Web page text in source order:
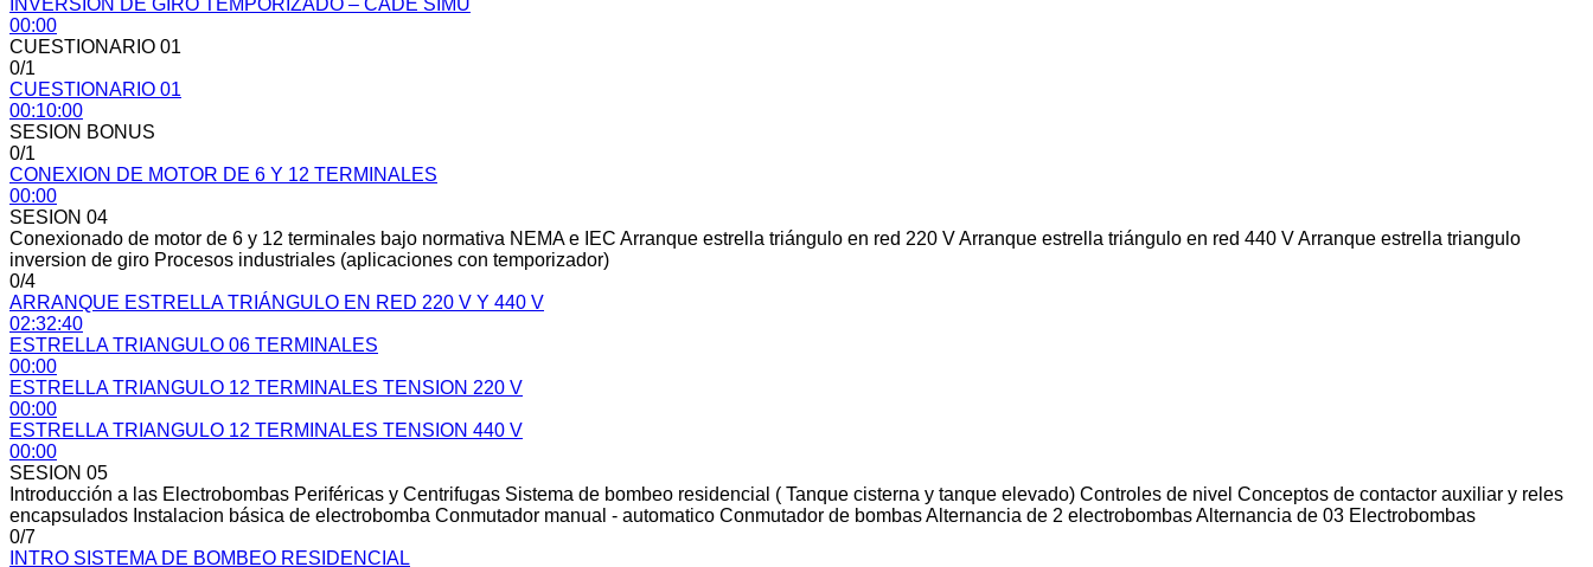
INVERSION DE GIRO TEMPORIZADO – CADE SIMU
00:00
CUESTIONARIO 01
0/1
CUESTIONARIO 01
00:10:00
SESION BONUS
0/1
CONEXION DE MOTOR DE 6 Y 12 TERMINALES
00:00
SESION 04
Conexionado de motor de 6 y 12 terminales bajo normativa NEMA e IEC Arranque estrella triángulo en red 220 V Arranque estrella triángulo en red 440 V Arranque estrella triangulo
inversion de giro Procesos industriales (aplicaciones con temporizador)
0/4
ARRANQUE ESTRELLA TRIÁNGULO EN RED 220 V Y 440 V
02:32:40
ESTRELLA TRIANGULO 06 TERMINALES
00:00
ESTRELLA TRIANGULO 12 TERMINALES TENSION 220 V
00:00
ESTRELLA TRIANGULO 12 TERMINALES TENSION 440 V
00:00
SESION 05
Introducción a las Electrobombas Periféricas y Centrifugas Sistema de bombeo residencial ( Tanque cisterna y tanque elevado) Controles de nivel Conceptos de contactor auxiliar y reles
encapsulados Instalacion básica de electrobomba Conmutador manual - automatico Conmutador de bombas Alternancia de 2 electrobombas Alternancia de 03 Electrobombas
0/7
INTRO SISTEMA DE BOMBEO RESIDENCIAL